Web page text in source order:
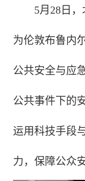
5月28日
为伦敦布鲁内
公共安全与应
公共事件下的
运用科技手段
力，保障公众